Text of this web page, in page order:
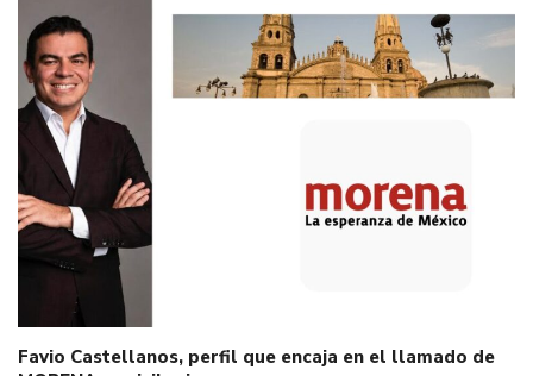
Favio Castellanos, perfil que encaja en el llamado de